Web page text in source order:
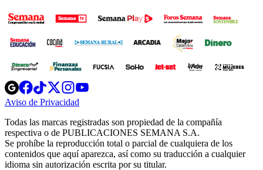
Opens
in
new
Opens
in
new
Opens
in
new
window
Opens
new
windowwindow
Aviso de Privacidad
new
window
Todas las marcas registradas son propiedad de la compañía
respectiva o de PUBLICACIONES SEMANA S.A.
Se prohíbe la reproducción total o parcial de cualquiera de los
contenidos que aquí aparezca, así como su traducción a cualquier
idioma sin autorización escrita por su titular.